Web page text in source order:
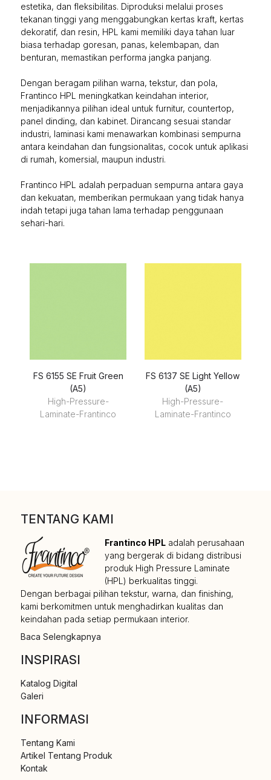
estetika, dan fleksibilitas. Diproduksi melalui proses
tekanan tinggi yang menggabungkan kertas kraft, kertas
dekoratif, dan resin, HPL kami memiliki daya tahan luar
biasa terhadap goresan, panas, kelembapan, dan
benturan, memastikan performa jangka panjang.
Dengan beragam pilihan warna, tekstur, dan pola,
Frantinco HPL meningkatkan keindahan interior,
menjadikannya pilihan ideal untuk furnitur, countertop,
panel dinding, dan kabinet. Dirancang sesuai standar
industri, laminasi kami menawarkan kombinasi sempurna
antara keindahan dan fungsionalitas, cocok untuk aplikasi
di rumah, komersial, maupun industri.
Frantinco HPL adalah perpaduan sempurna antara gaya
dan kekuatan, memberikan permukaan yang tidak hanya
indah tetapi juga tahan lama terhadap penggunaan
sehari-hari.
FS 6155 SE Fruit Green
(A5)
High-Pressure-
Laminate-Frantinco
FS 6137 SE Light Yellow
(A5)
High-Pressure-
Laminate-Frantinco
TENTANG KAMI
Frantinco HPL adalah perusahaan
yang bergerak di bidang distribusi
produk High Pressure Laminate
(HPL) berkualitas tinggi.
Dengan berbagai pilihan tekstur, warna, dan finishing,
kami berkomitmen untuk menghadirkan kualitas dan
keindahan pada setiap permukaan interior.
Baca Selengkapnya
INSPIRASI
Katalog Digital
Galeri
INFORMASI
Tentang Kami
Artikel Tentang Produk
Kontak